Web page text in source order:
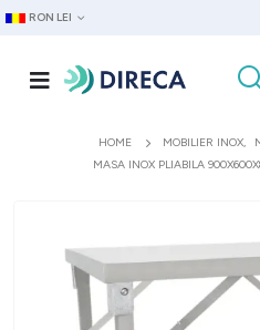
RON LEI
HOME MOBILIER INOX,
MASA INOX PLIABILA